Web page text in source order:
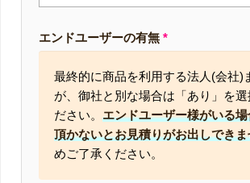
エンドユーザーの有無*
最終的に商品を利用する法人(会社)
が、御社と別な場合は「あり」を選
ださい。 エンドユーザー様がいる
頂かないとお見積りがお出しでき
めご了承ください。